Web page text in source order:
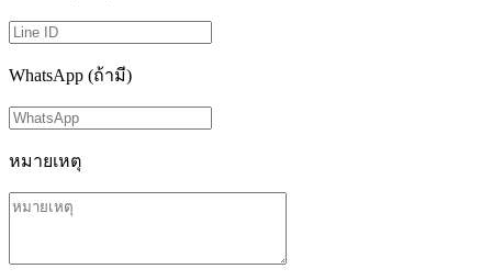
WhatsApp (ถ้ามี)
หมายเหตุ